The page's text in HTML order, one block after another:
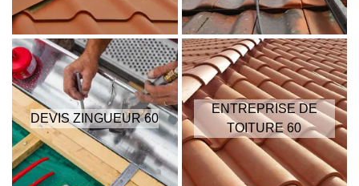
DEVIS ZINGUEUR 60
ENTREPRISE DE
TOITURE 60